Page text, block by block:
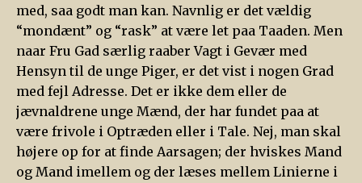
med, saa godt man kan. Navnlig er det vældig
“mondænt” og “rask” at være let paa Taaden. Men
naar Fru Gad særlig raaber Vagt i Gevær med
Hensyn til de unge Piger, er det vist i nogen Grad
med fejl Adresse. Det er ikke dem eller de
jævnaldrene unge Mænd, der har fundet paa at
være frivole i Optræden eller i Tale. Nej, man skal
højere op for at finde Aarsagen; der hviskes Mand
og Mand imellem og der læses mellem Linierne i